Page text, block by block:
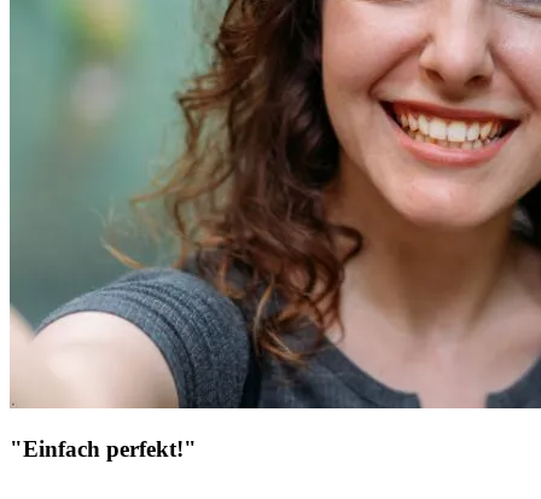
"Einfach perfekt!"